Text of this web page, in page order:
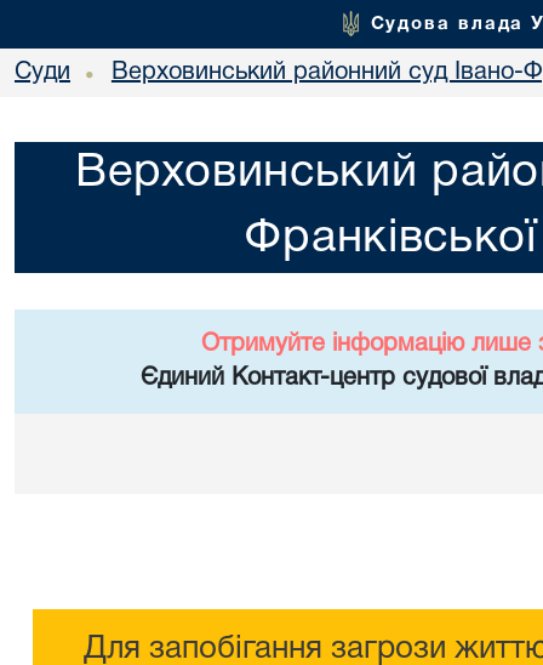
Судова влада
Суди • Верховинський районний суд Івано-
Верховинський
Отримуйте інформацію лише
Єдиний Контакт-центр судової
Для запобігання загрози